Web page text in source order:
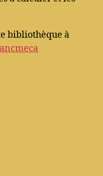
bibliothèque à